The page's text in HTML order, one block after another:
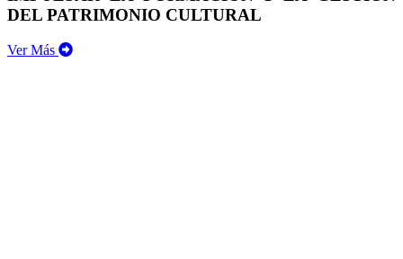
DEL PATRIMONIO CULTURAL
Ver Más